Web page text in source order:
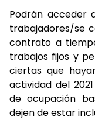
Podrán acceder
trabajadores/se
contrato a
trabajos fijos y
ciertas que
actividad del
de ocupación
dejen de estar